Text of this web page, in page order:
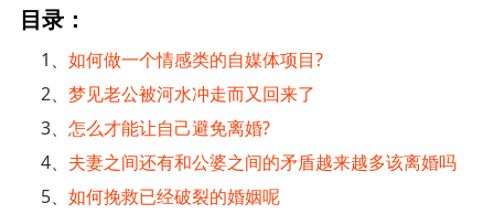
目录：
1、如何做一个情感类的自媒体项目?
2、梦见老公被河水冲走而又回来了
3、怎么才能让自己避免离婚?
4、 夫妻之间还有和公婆之间的矛盾越来越多该离婚吗
5、如何挽救已经破裂的婚姻呢